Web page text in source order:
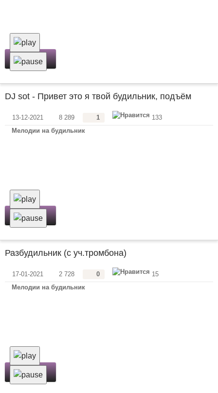
Скачать
DJ sot - Привет это я твой будильник, подъём
13-12-2021 8 289 1
133
Мелодии на будильник
Скачать
Разбудильник (с уч.тромбона)
17-01-2021 2 728 0
15
Мелодии на будильник
Скачать